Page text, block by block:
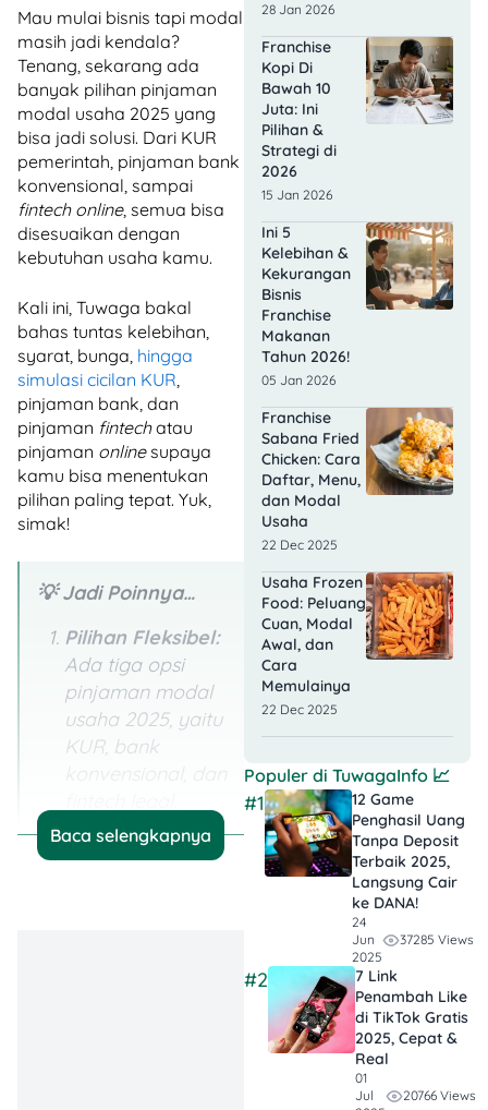
Mau mulai bisnis tapi modal
masih jadi kendala?
Tenang, sekarang ada
banyak pilihan pinjaman
modal usaha 2025 yang
bisa jadi solusi. Dari KUR
pemerintah, pinjaman bank
konvensional, sampai
fintech online, semua bisa
disesuaikan dengan
kebutuhan usaha kamu.
Kali ini, Tuwaga bakal
bahas tuntas kelebihan,
syarat, bunga, hingga
simulasi cicilan KUR
pinjaman bank, dan
pinjaman fintechatau
pinjaman onlinesupaya
kamu bisa menentukan
pilihan paling tepat. Yuk,
simak!
💡 Jadi Poinnya…
Pilihan Fleksibel:
Ada tiga opsi
pinjaman modal
usaha 2025, yaitu
KUR, bank
semua bisa
disesuaikan
Baca selengkapnya
28 Jan 2026
Franchise
Kopi Di
Bawah 10
Juta: Ini
Pilihan &
Strategi di
2026
15 Jan 2026
Ini 5
Kelebihan &
Kekurangan
Bisnis
Franchise
Makanan
Tahun 2026!
05 Jan 2026
Franchise
Sabana Fried
Chicken: Cara
Daftar, Menu,
dan Modal
Usaha
22 Dec 2025
Usaha Frozen
Food: Peluang
Cuan, Modal
Awal, dan
Cara
Memulainya
22 Dec 2025
Populer di TuwagaInfo 📈
#1
12 Game
Penghasil Uang
Tanpa Deposit
Terbaik 2025,
Langsung Cair
ke DANA!
24
Jun
2025
37285 Views
#2
7 Link
Penambah Like
di TikTok Gratis
2025, Cepat &
Real
01
Jul
20766 Views